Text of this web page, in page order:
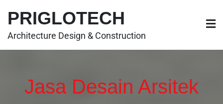
PRIGLOTECH
Architecture Design & Construction
Jasa Desain Arsitek